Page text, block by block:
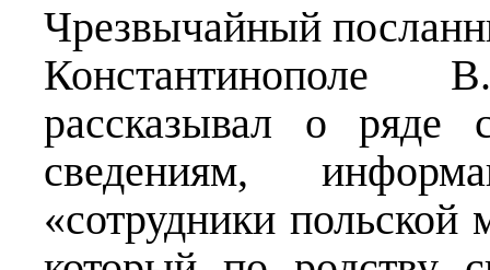
Чрезвычайный
рассказывал о ряде
сведениям,
«сотрудники